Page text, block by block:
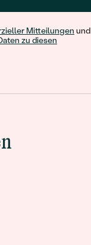
Mitteilungen und
zu diesen